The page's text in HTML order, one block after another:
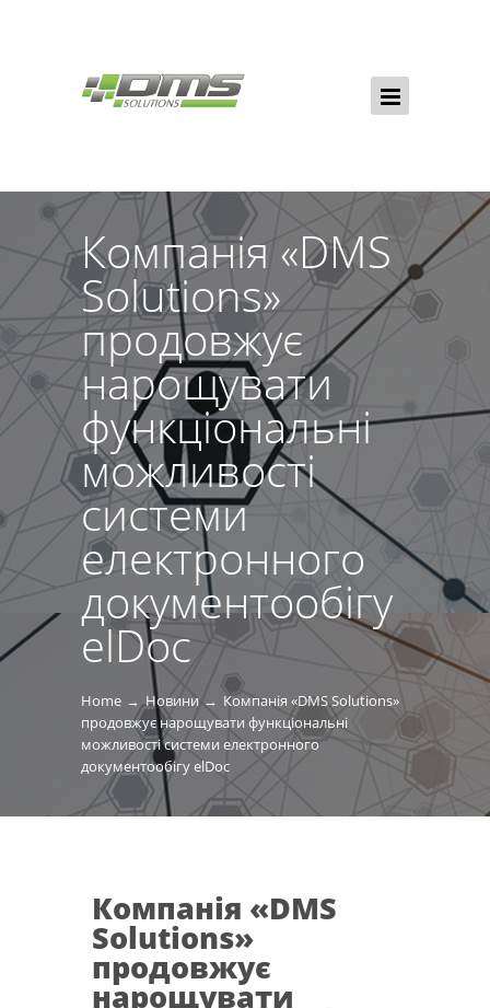
Компанія «DMS
Solutions»
продовжує
нарощувати
функціональні
можливості
системи
електронного
документообігу
elDoc
Home Новини
Компанія «DMS Solutions»
продовжує нарощувати функціональні
можливості системи електронного
документообігу elDoc
Компанія «DMS
Solutions»
продовжує
нарощувати